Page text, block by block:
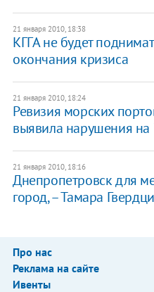
21 января 2010, 18:38
КГГА не будет
окончания кризиса
21 января 2010, 18:24
Ревизия морских
выявила нарушения на
21 января 2010, 18:16
Днепропетровск для
город, – Тамара
Про нас
Реклама на сайте
Ивенты